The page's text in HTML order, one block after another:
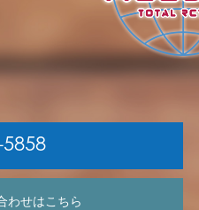
わせはこちら